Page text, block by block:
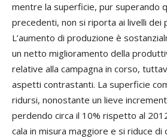
mentre la superficie, pur superando
precedenti, non si riporta ai livelli dei
L’aumento di produzione è
un netto miglioramento della
relative alla campagna in corso,
aspetti contrastanti. La superficie
ridursi, nonostante un lieve
perdendo circa il 10% rispetto al
cala in misura maggiore e si riduce di